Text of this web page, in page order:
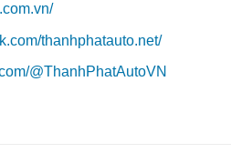
thanhphatauto.net/
@ThanhPhatAutoVN